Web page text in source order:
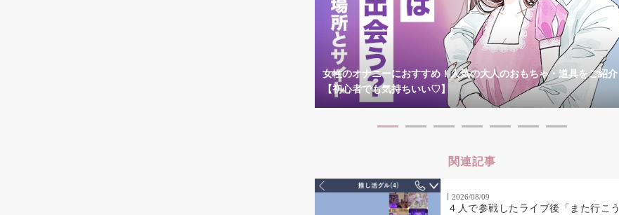
女性のオナニーにおすすめ！人気の大人のおもちゃ・道具をご紹介
【初心者でも気持ちいい♡】
関連記事
2026/08/09
４人で参戦したライブ後「また行こう